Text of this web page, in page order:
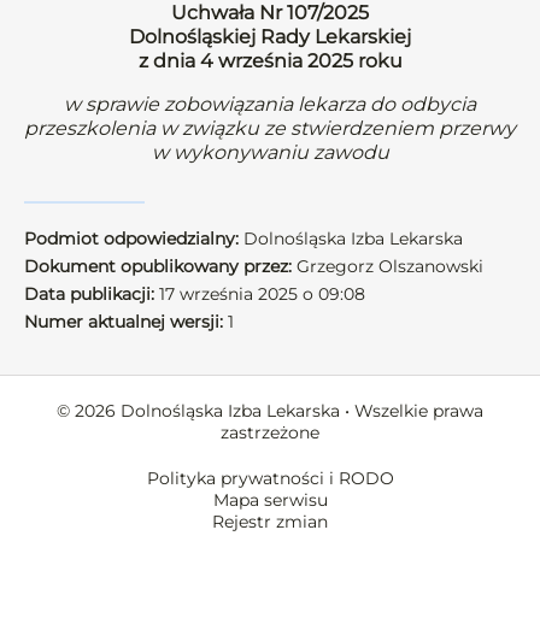
Uchwała Nr 107/2025
Dolnośląskiej Rady Lekarskiej
z dnia 4 września 2025 roku
w sprawie zobowiązania lekarza do odbycia
przeszkolenia w związku ze stwierdzeniem przerwy
w wykonywaniu zawodu
Podmiot odpowiedzialny: Dolnośląska Izba Lekarska
Dokument opublikowany przez: Grzegorz Olszanowski
Data publikacji: 17 września 2025 o 09:08
Numer aktualnej wersji: 1
© 2026 Dolnośląska Izba Lekarska • Wszelkie prawa
zastrzeżone
Polityka prywatności i RODO
Mapa serwisu
Rejestr zmian